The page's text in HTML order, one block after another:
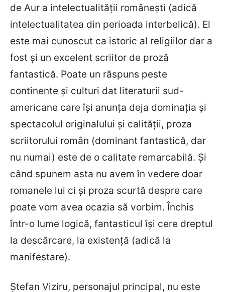
de Aur a intelectualității românești (adică
intelectualitatea din perioada interbelică). El
este mai cunoscut ca istoric al religiilor dar a
fost și un excelent scriitor de proză
fantastică. Poate un răspuns peste
continente și culturi dat literaturii sud-
americane care își anunța deja dominația și
spectacolul originalului și calității, proza
scriitorului român (dominant fantastică, dar
nu numai) este de o calitate remarcabilă. Și
când spunem asta nu avem în vedere doar
romanele lui ci și proza scurtă despre care
poate vom avea ocazia să vorbim. Închis
într-o lume logică, fantasticul își cere dreptul
la descărcare, la existență (adică la
manifestare).
Ștefan Viziru, personajul principal, nu este